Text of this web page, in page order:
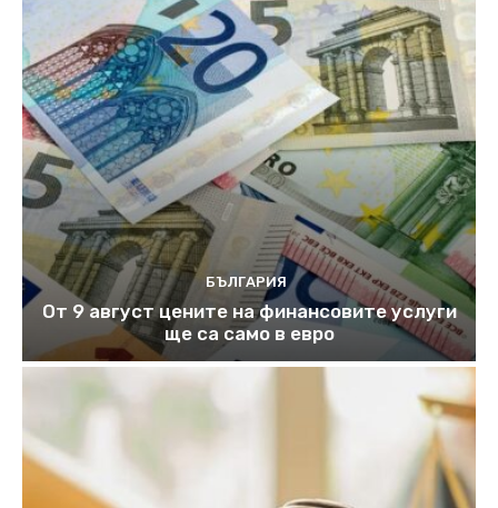
БЪЛГАРИЯ
От 9 август цените на финансовите услуги
ще са само в евро